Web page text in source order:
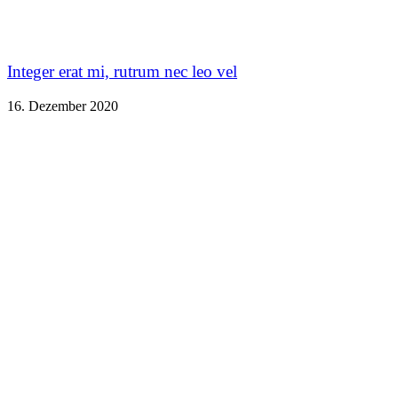
Integer erat mi, rutrum nec leo vel
16. Dezember 2020